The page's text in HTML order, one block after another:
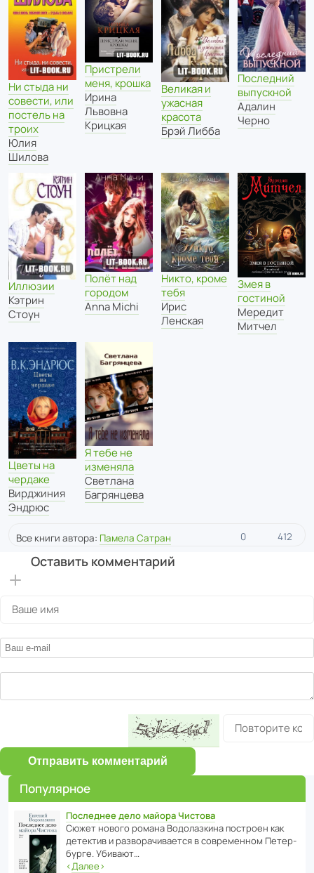
Ни стыда ни
совести, или
постель на
троих
Юлия
Шилова
Пристрели
меня, крошка
Ирина
Львовна
Крицкая
Великая и
ужасная
красота
Брэй Либба
Последний
выпускной
Адалин
Черно
Иллюзии
Кэтрин
Стоун
Полёт над
городом
Anna Michi
Никто, кроме
тебя
Ирис
Ленская
Змея в
гостиной
Мередит
Митчел
Цветы на
чердаке
Вирджиния
Эндрюс
Я тебе не
изменяла
Светлана
Багрянцева
Все книги автора: Памела Сатран 0 412
Оставить комментарий
Отправить комментарий
Популярное
Последнее дело майора Чистова
Сюжет нового романа Водо­ла­з­кина пост­роен как
дете­ктив и разво­ра­чи­ва­ется в совре­менном Пете­р­
бурге. Убивают…
‹Далее›